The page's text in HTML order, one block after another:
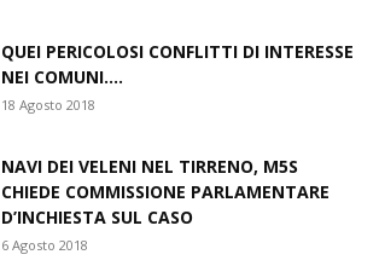
QUEI PERICOLOSI CONFLITTI DI INTERESSE
NEI COMUNI….
18 Agosto 2018
NAVI DEI VELENI NEL TIRRENO, M5S
CHIEDE COMMISSIONE PARLAMENTARE
D’INCHIESTA SUL CASO
6 Agosto 2018